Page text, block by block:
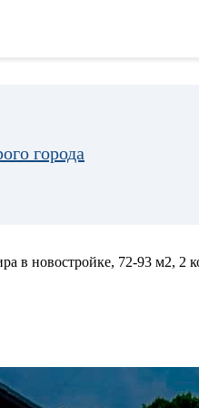
города
в новостройке, 72-93 м2, 2